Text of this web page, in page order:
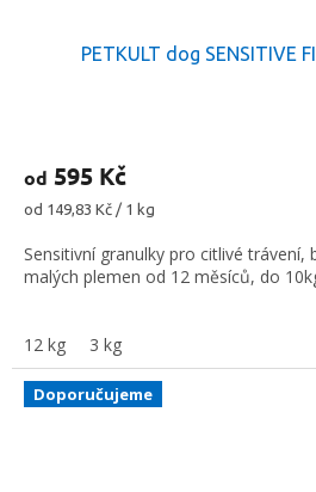
PETKULT dog SENSITIVE
od 595 Kč
Měrná
od 149,83 Kč / 1 kg
Sensitivní granulky pro citlivé
malých plemen od 12 měsíců, do
12 kg 3 kg
Doporučujeme